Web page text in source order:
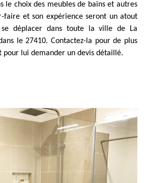
le choix des meubles de bains et autres
faire et son expérience seront un atout
déplacer dans toute la ville de La
le 27410. Contactez-la pour de plus
lui demander un devis détaillé.